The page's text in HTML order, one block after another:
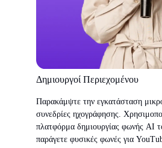
Δημιουργοί Περιεχομένου
Παρακάμψτε την εγκατάσταση
συνεδρίες ηχογράφησης.
πλατφόρμα δημιουργίας φωνής AI
παράγετε φυσικές φωνές για